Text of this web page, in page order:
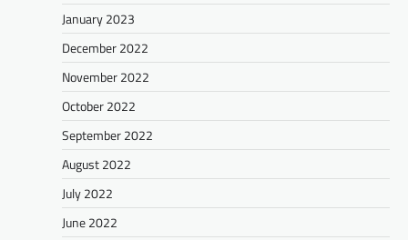
January 2023
December 2022
November 2022
October 2022
September 2022
August 2022
July 2022
June 2022